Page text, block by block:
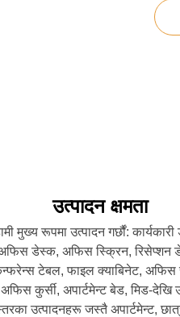
उत्पादन क्षमता
मुख्य रूपमा उत्पादन गर्छौं:
डेस्क, अफिस स्क्रिन, रिसेप्शन
टेबल, फाइल क्याबिनेट, अफिस
अफिस कुर्सी, अपार्टमेन्ट बेड, मिड-देखि
उत्पादनहरू जस्तै अपार्टमेन्ट,